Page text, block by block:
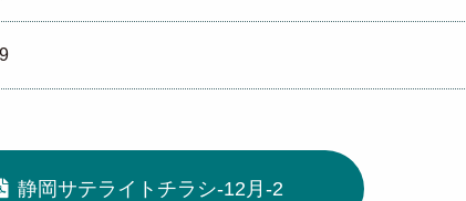
静岡サテライトチラシ-12月-2